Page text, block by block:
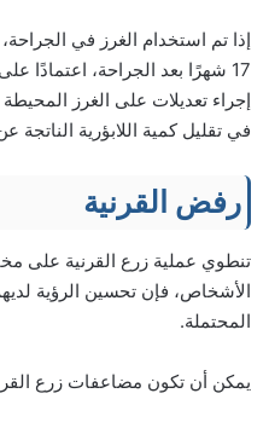
إذا تم استخدام الغرز في الجراحة،
17 شهرًا بعد الجراحة،
إجراء تعديلات على الغرز
في تقليل كمية اللابؤرية
رفض القرنية
تنطوي عملية زرع القرنية على
الأشخاص، فإن تحسين الرؤية
المحتملة.
يمكن أن تكون مضاعفات زرع